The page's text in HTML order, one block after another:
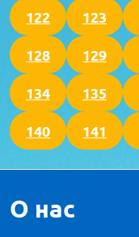
122 123
128 129
134 135
140 141
О нас